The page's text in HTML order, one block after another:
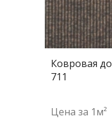
Ковровая
711